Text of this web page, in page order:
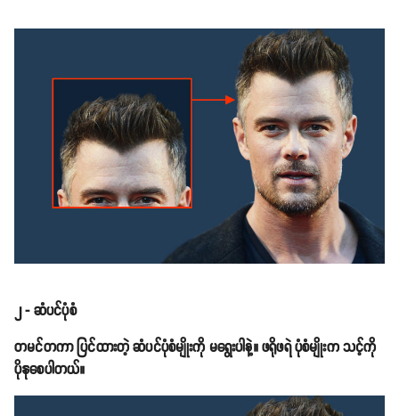
၂ - ဆံပင်ပုံစံ
တမင်တကာ ပြင်ထားတဲ့ ဆံပင်ပုံစံမျိုးကို မရွေးပါနဲ့။ ဖရိုဖရဲ ပုံစံမျိုးက သင့်ကို
ပိုနုစေပါတယ်။